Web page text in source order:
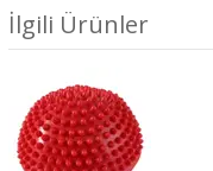
İlgili Ürünler